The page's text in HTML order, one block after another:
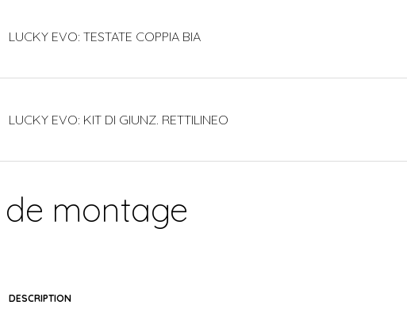
LUCKY EVO: TESTATE COPPIA BIA
LUCKY EVO: KIT DI GIUNZ. RETTILINEO
montage
DESCRIPTION